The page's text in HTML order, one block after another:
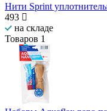
Нити Sprint
493
на складе
Товаров 1